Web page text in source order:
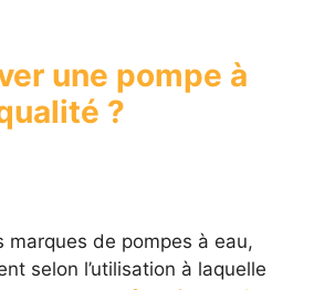
une pompe à
?
marques de pompes à eau,
selon l’utilisation à laquelle